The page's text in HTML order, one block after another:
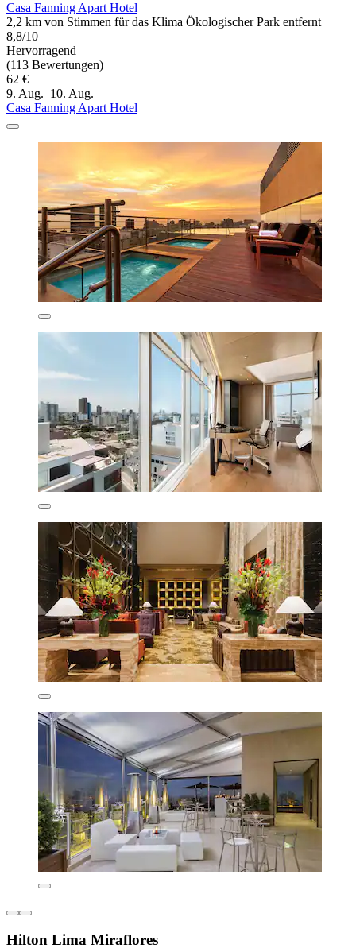
Casa Fanning Apart Hotel
2,2 km von Stimmen für das Klima Ökologischer Park entfernt
8,8/10
Hervorragend
(113 Bewertungen)
62 €
9. Aug.–10. Aug.
Casa Fanning Apart Hotel
Hilton Lima Miraflores